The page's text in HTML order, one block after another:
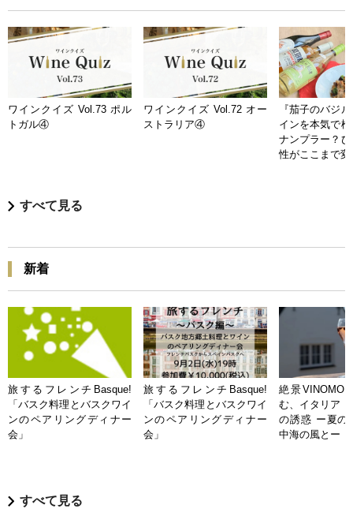
ワインクイズ Vol.73 ポル
トガル④
ワインクイズ Vol.72 オー
ストラリア④
『茄子のバジ
インを本気で
ナンプラー？
性がここまで
すべて見る
新着
旅するフレンチBasque!
「バスク料理とバスクワイ
ンのペアリングディナー
会」
旅するフレンチBasque!
「バスク料理とバスクワイ
ンのペアリングディナー
会」
絶景
む、イタリア
の誘惑 ー夏の
中海の風とー
すべて見る